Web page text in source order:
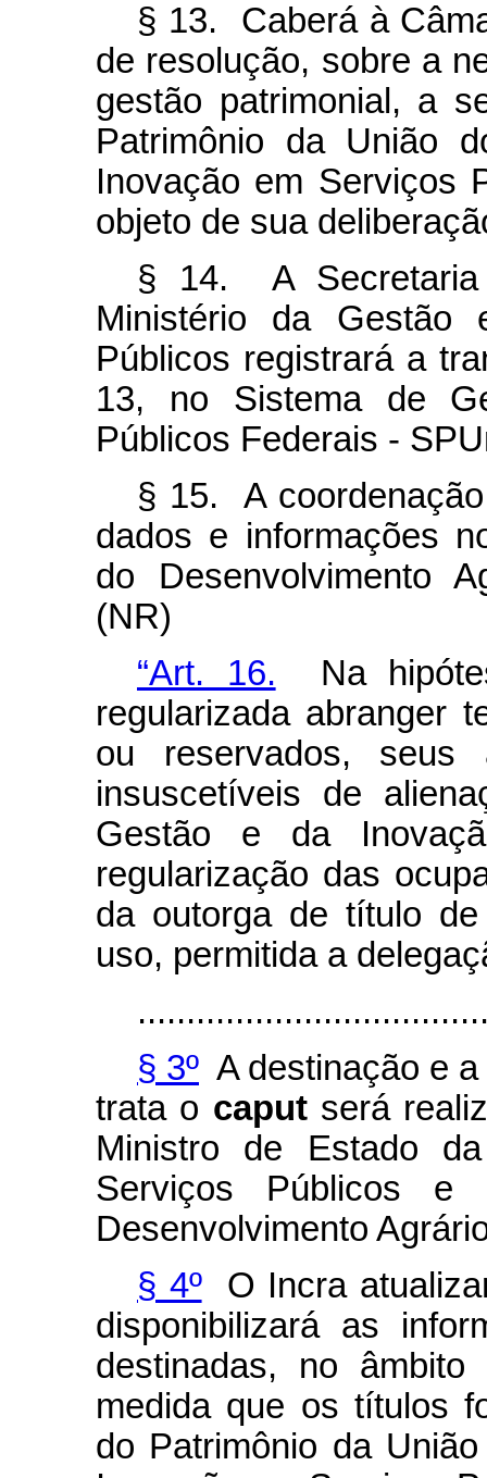
§ 13. Caberá à
de resolução, sobre a
gestão patrimonial, a
Patrimônio da União
Inovação em Serviços
objeto de sua
§ 14. A Secretaria
Ministério da Gestão
Públicos registrará a
13, no Sistema de
Públicos Federais -
§ 15. A
dados e informações
do Desenvolvimento
(NR)
“Art. 16. Na
regularizada abranger
ou reservados, seus
insuscetíveis de
Gestão e da
regularização das
da outorga de título
uso, permitida a
§ 3º A destinação e
trata o caputserá
Ministro de Estado
Serviços Públicos
Desenvolvimento
§ 4ºO Incra
disponibilizará as
destinadas, no
medida que os títulos
do Patrimônio da